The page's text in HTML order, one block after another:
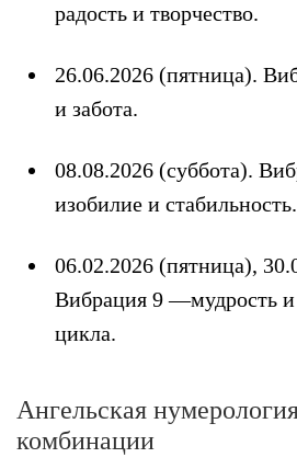
радость и творчество.
26.06.2026 (пятница).
и забота.
08.08.2026 (суббота).
изобилие и стабильность.
06.02.2026 (пятница),
Вибрация 9 —мудрость и
цикла.
Ангельская
комбинации